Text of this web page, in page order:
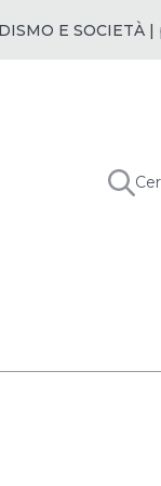
E SOCIETÀ |